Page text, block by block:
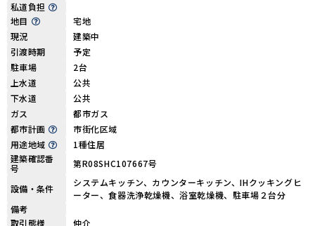
私道負担
地目
宅地
現況
建築中
引渡時期
予定
駐車場
2台
上水道
公共
下水道
公共
ガス
都市ガス
都市計画
市街化区域
用途地域
1種住居
建築確認番
号
第R08SHC107667号
設備・条件
システムキッチン、カウンターキッチン、IHクッキングヒ
ーター、食器洗浄乾燥機、浴室乾燥機、駐車場２台分
備考
取引態様
仲介